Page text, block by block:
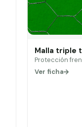
Malla triple
Protección
Ver ficha